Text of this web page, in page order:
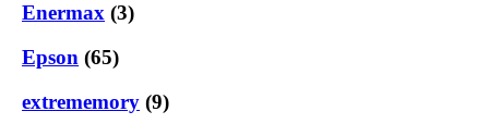
Enermax (3)
Epson (65)
extrememory (9)